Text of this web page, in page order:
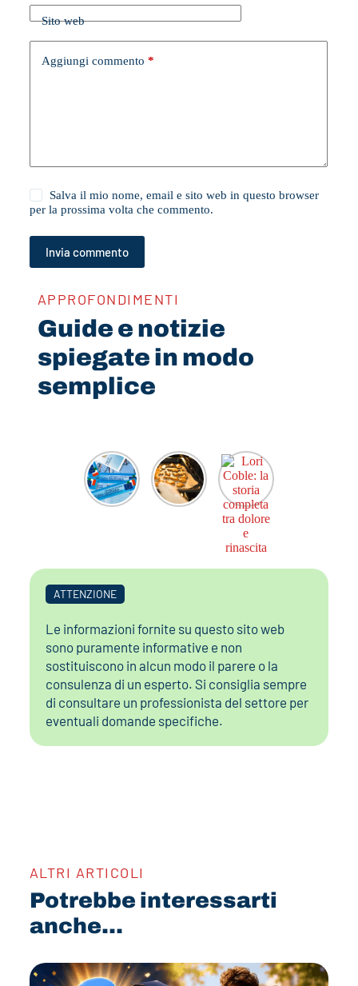
Sito web
Aggiungi commento *
Salva il mio nome, email e sito web in questo browser
per la prossima volta che commento.
Invia commento
APPROFONDIMENTI
Guide e notizie
spiegate in modo
semplice
ATTENZIONE
Le informazioni fornite su questo sito web
sono puramente informative e non
sostituiscono in alcun modo il parere o la
consulenza di un esperto. Si consiglia sempre
di consultare un professionista del settore per
eventuali domande specifiche.
ALTRI ARTICOLI
Potrebbe interessarti
anche...